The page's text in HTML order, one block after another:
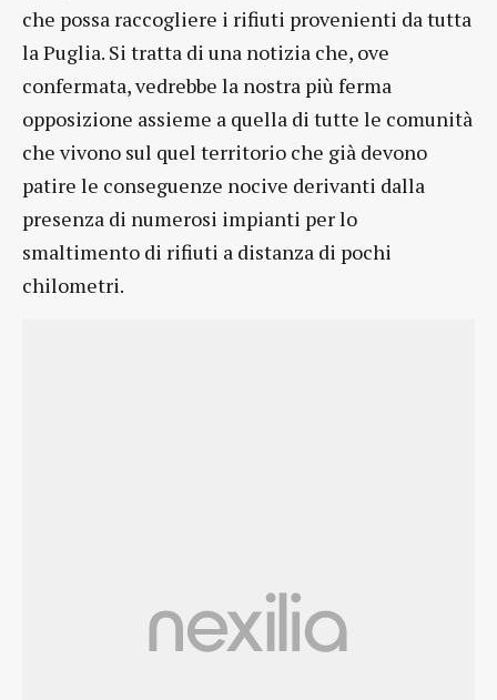
che possa raccogliere i rifiuti provenienti da tutta
la Puglia. Si tratta di una notizia che, ove
confermata, vedrebbe la nostra più ferma
opposizione assieme a quella di tutte le comunità
che vivono sul quel territorio che già devono
patire le conseguenze nocive derivanti dalla
presenza di numerosi impianti per lo
smaltimento di rifiuti a distanza di pochi
chilometri.